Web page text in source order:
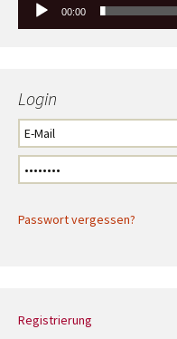
00:00
Login
Passwort vergessen?
Registrierung